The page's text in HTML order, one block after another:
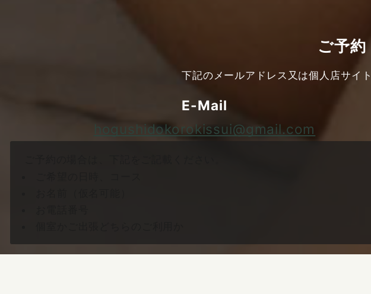
ご予
下記のメールアドレス又は個人店サイ
E-Mail
hogushidokorokissui@gmail.com